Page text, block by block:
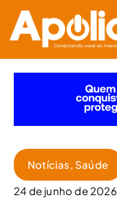
Notícias, Saúde
24 de junho de 2026